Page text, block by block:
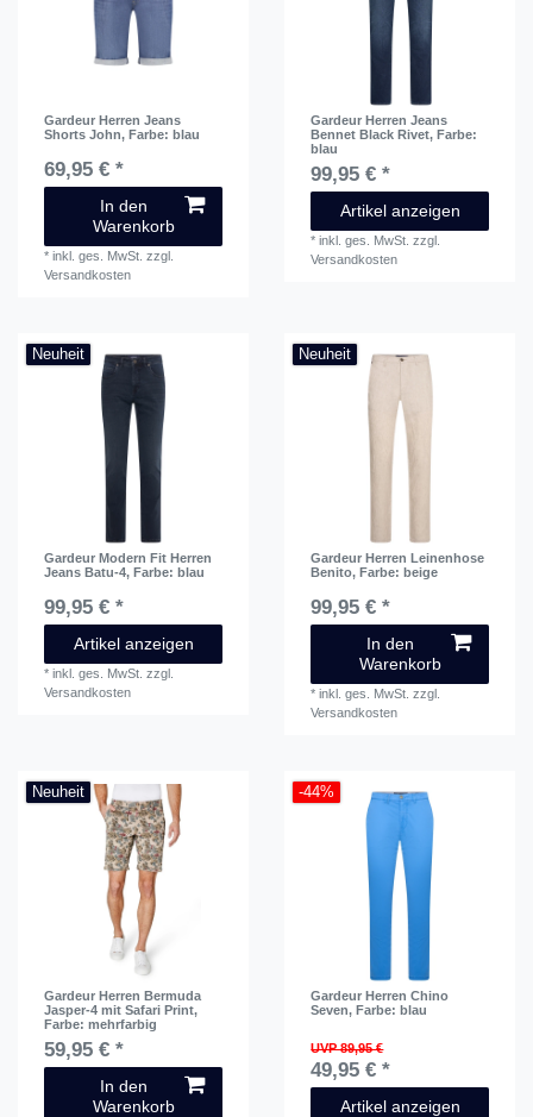
Gardeur Herren Jeans
Shorts John, Farbe: blau
69,95 € *
In den
Warenkorb
*inkl. ges. MwSt. zzgl.
Versandkosten
Gardeur Herren Jeans
Bennet Black Rivet, Farbe:
blau
99,95 € *
Artikel anzeigen
*inkl. ges. MwSt. zzgl.
Versandkosten
Neuheit
Gardeur Modern Fit Herren
Jeans Batu-4, Farbe: blau
99,95 € *
Artikel anzeigen
*inkl. ges. MwSt. zzgl.
Versandkosten
Neuheit
Gardeur Herren Leinenhose
Benito, Farbe: beige
99,95 € *
In den
Warenkorb
*inkl. ges. MwSt. zzgl.
Versandkosten
Neuheit
Gardeur Herren Bermuda
Jasper-4 mit Safari Print,
Farbe: mehrfarbig
59,95 € *
In den
Warenkorb
-44%
Gardeur Herren Chino
Seven, Farbe: blau
UVP 89,95 €
49,95 € *
Artikel anzeigen